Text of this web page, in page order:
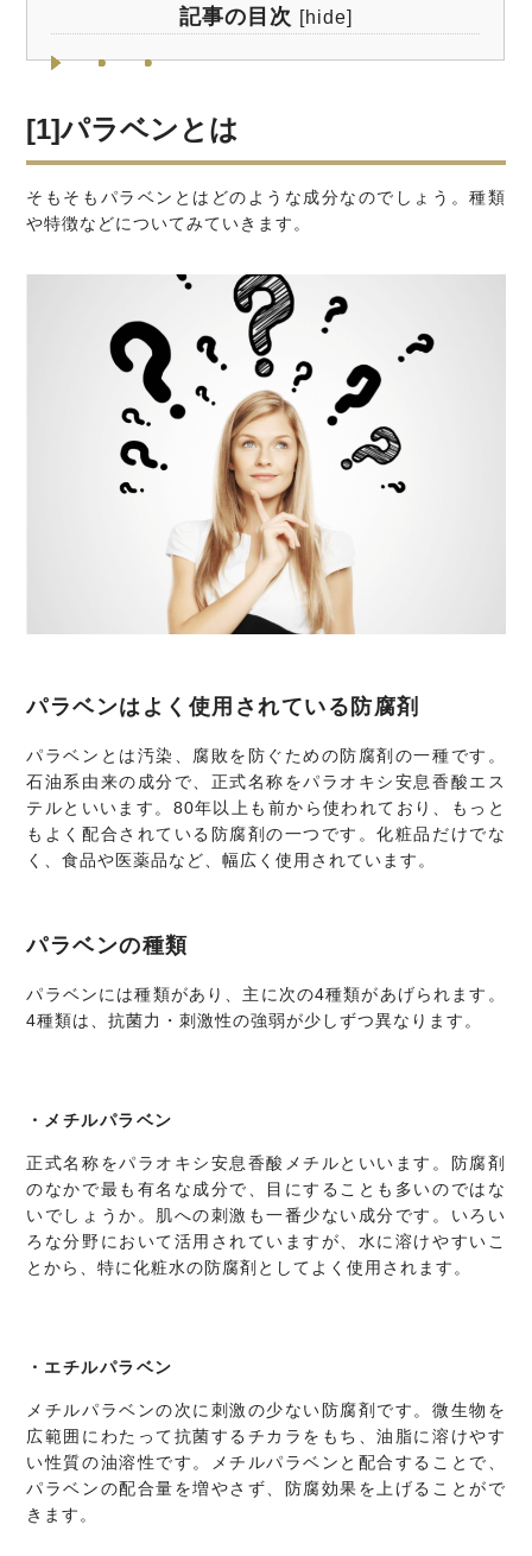
記事の目次 [hide]
[1]パラベンとは
そもそもパラベンとはどのような成分なのでしょう。種類
や特徴などについてみていきます。
パラベンはよく使用されている防腐剤
パラベンとは汚染、腐敗を防ぐための防腐剤の一種です。
石油系由来の成分で、正式名称をパラオキシ安息香酸エス
テルといいます。80年以上も前から使われており、もっと
もよく配合されている防腐剤の一つです。化粧品だけでな
く、食品や医薬品など、幅広く使用されています。
パラベンの種類
パラベンには種類があり、主に次の4種類があげられます。
4種類は、抗菌力・刺激性の強弱が少しずつ異なります。
メチルパラベン
正式名称をパラオキシ安息香酸メチルといいます。防腐剤
のなかで最も有名な成分で、目にすることも多いのではな
いでしょうか。肌への刺激も一番少ない成分です。いろい
ろな分野において活用されていますが、水に溶けやすいこ
とから、特に化粧水の防腐剤としてよく使用されます。
エチルパラベン
メチルパラベンの次に刺激の少ない防腐剤です。微生物を
広範囲にわたって抗菌するチカラをもち、油脂に溶けやす
い性質の油溶性です。メチルパラベンと配合することで、
パラベンの配合量を増やさず、防腐効果を上げることがで
きます。